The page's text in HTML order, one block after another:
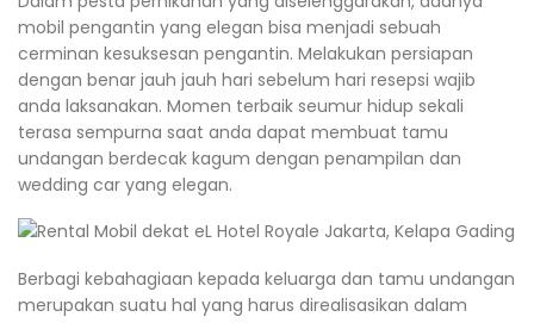
mobil pengantin yang elegan bisa menjadi sebuah
cerminan kesuksesan pengantin. Melakukan persiapan
dengan benar jauh jauh hari sebelum hari resepsi wajib
anda laksanakan. Momen terbaik seumur hidup sekali
terasa sempurna saat anda dapat membuat tamu
undangan berdecak kagum dengan penampilan dan
wedding car yang elegan.
Berbagi kebahagiaan kepada keluarga dan tamu undangan
merupakan suatu hal yang harus direalisasikan dalam